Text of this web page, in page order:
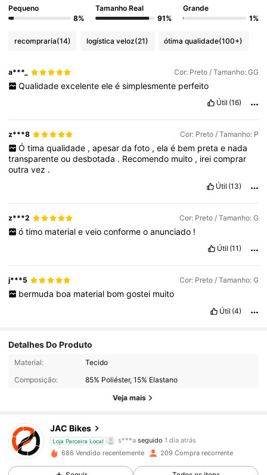
Pequeno
8%
Tamanho Real
91%
Grande
1%
recompraria(14) logística veloz(21) ótima qualidade(100+)
a***_ Cor: Preto / Tamanho: GG
Qualidade excelente ele é simplesmente perfeito
Útil (16)
z***8 Cor: Preto / Tamanho: P
Ó tima qualidade , apesar da foto , ela é bem preta e nada
transparenteoudesbotada . Recomendo muito , ireicomprar
outravez .
Útil (13)
z***2 Cor: Preto / Tamanho: G
ó timo material e veio conforme o anunciado !
Útil (11)
j***5 Cor: Preto / Tamanho: G
bermuda boa material bom gostei muito
Útil (4)
Detalhes Do Produto
Material:
Tecido
Composição:
85% Poliéster, 15% Elastano
Veja mais
JAC Bikes
Loja Parceira Local
4,79 376 Seguidores
4,79 376 Seguidores
4,79 376 Seguidores
686 Vendido recentemente 209 Compra recorrente